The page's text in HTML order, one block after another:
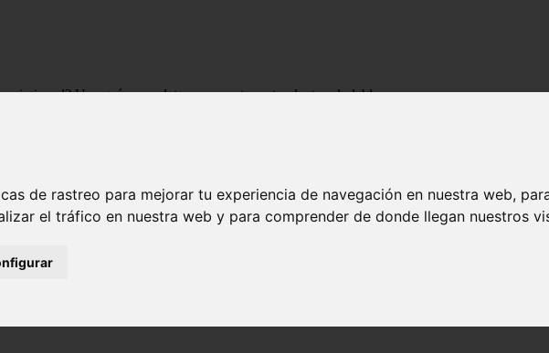
de rastreo para mejorar tu experiencia de navegación en nuestra web,
el tráfico en nuestra web y para comprender de donde llegan nuestros
girasol? Una guía completa para mantener tu planta saludable
mi girasol? Una guía completa para mantener tu planta
regar ungirasol? Esta planta es una de las más populares en todo el mundo debido a su
de riegoque necesita. ¡Aquí te lo explicamos detalladamente!